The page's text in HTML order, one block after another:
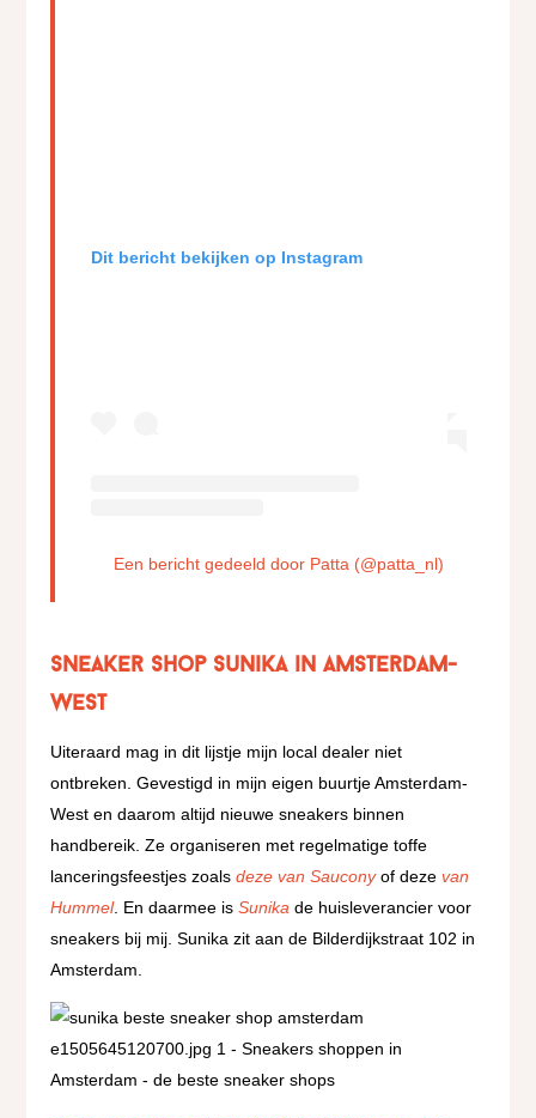
Dit bericht bekijken op Instagram
Een bericht gedeeld door Patta (@patta_nl)
Sneaker shop Sunika in Amsterdam-
West
Uiteraard mag in dit lijstje mijn local dealer niet
ontbreken. Gevestigd in mijn eigen buurtje Amsterdam-
West en daarom altijd nieuwe sneakers binnen
handbereik. Ze organiseren met regelmatige toffe
lanceringsfeestjes zoalsdeze van Sauconyof dezevan
Hummel. En daarmee isSunika de huisleverancier voor
sneakers bij mij. Sunika zit aan de Bilderdijkstraat 102 in
Amsterdam.